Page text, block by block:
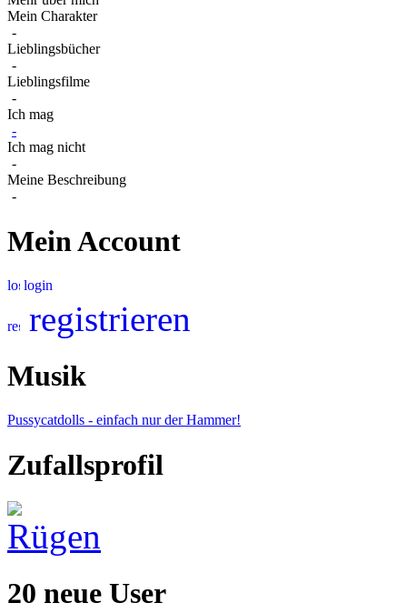
Mein Charakter
-
Lieblingsbücher
-
Lieblingsfilme
-
Ich mag
-
Ich mag nicht
-
Meine Beschreibung
-
Mein Account
login
registrieren
Musik
Pussycatdolls - einfach nur der Hammer!
Zufallsprofil
20 neue User